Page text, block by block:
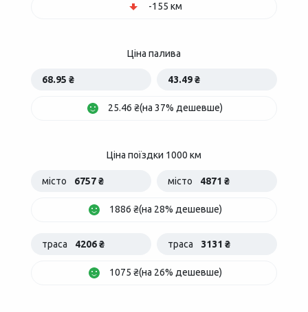
-155 км
Ціна палива
68.95 ₴ 43.49 ₴
25.46 ₴(на 37% дешевше)
Ціна поїздки 1000 км
місто 6757 ₴ місто 4871 ₴
1886 ₴(на 28% дешевше)
траса 4206 ₴ траса 3131 ₴
1075 ₴(на 26% дешевше)